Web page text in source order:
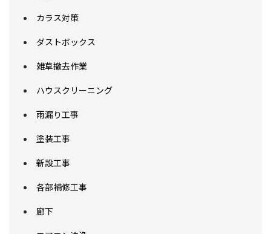
カラス対策
ダストボックス
雑草撤去作業
ハウスクリーニング
雨漏り工事
塗装工事
新設工事
各部補修工事
廊下